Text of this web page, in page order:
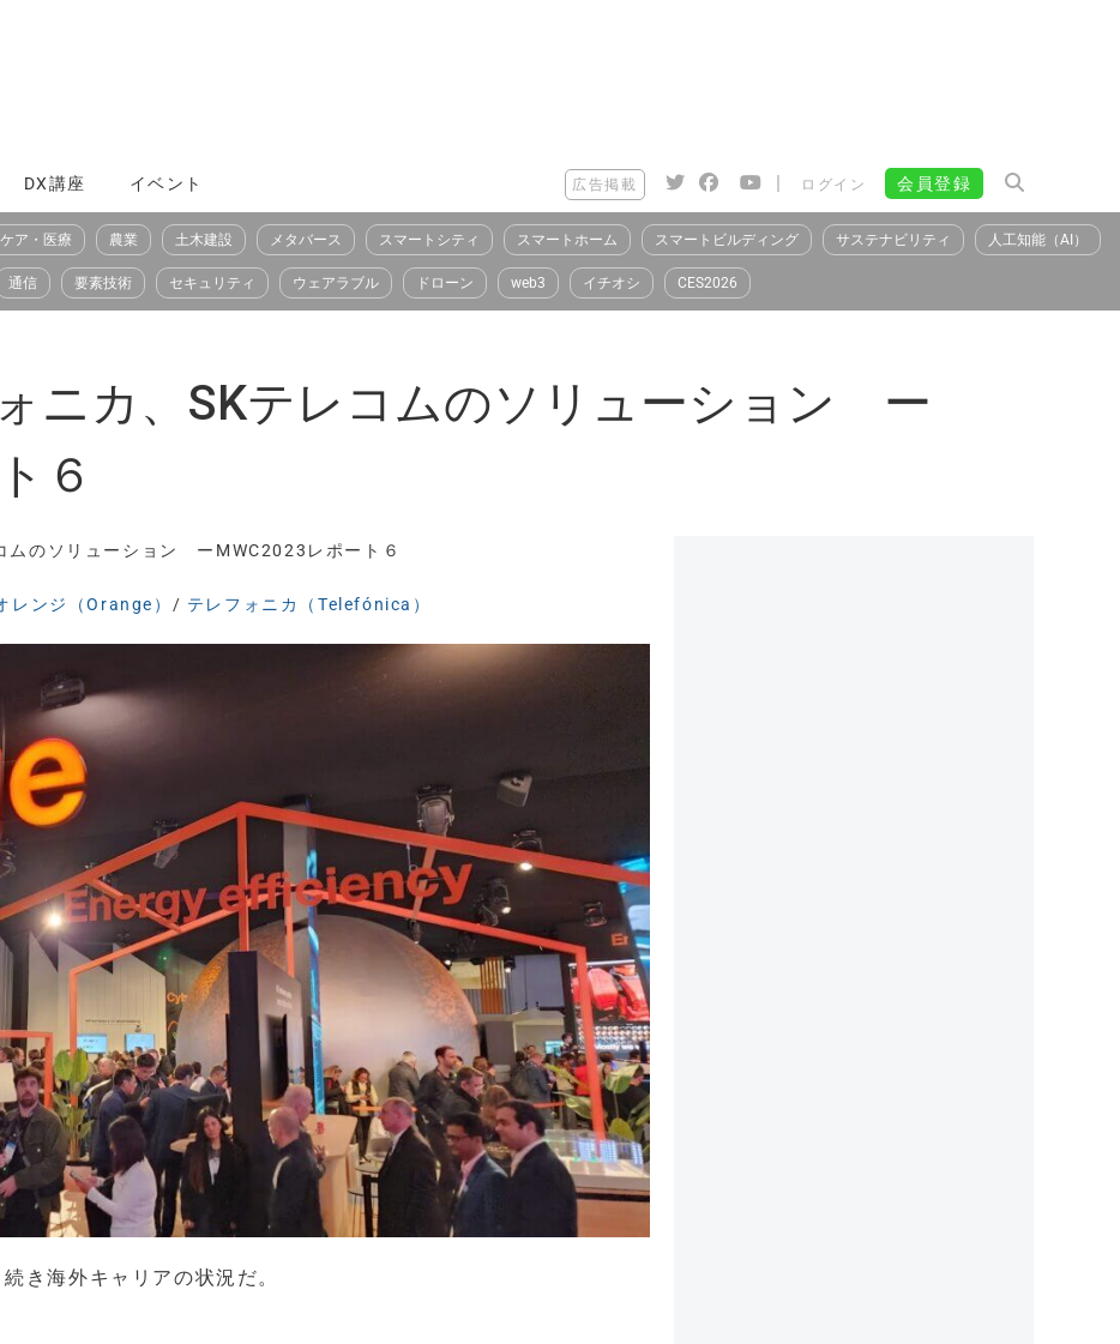
DX講座 イベント 広告掲載 | ログイン 会員登録
ア・医療 農業 土木建設 メタバース スマートシティ スマートホーム スマートビルディング サステナビリティ 人工知能（AI）
通信 要素技術 セキュリティ ウェアラブル ドローン web3 イチオシ CES2026
ニカ、SKテレコムのソリューション ー
６
ムのソリューション ーMWC2023レポート６
レンジ（Orange） / テレフォニカ（Telefónica）
き海外キャリアの状況だ。